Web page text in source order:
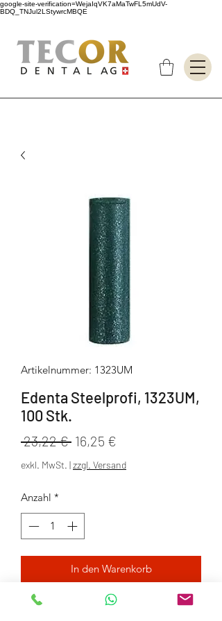
google-site-verification=WejaIqVK7aMaTwFL5mUdV-
BDQ_TNJul2LStywrcMBQE
Artikelnummer: 1323UM
Edenta Steelprofi, 1323UM,
100 Stk.
23,22 € Standardpreis
16,25 €
Preis
exkl. MwSt. |zzgl. Versand
Anzahl *
In den Warenkorb
Packung mit 100 Stück